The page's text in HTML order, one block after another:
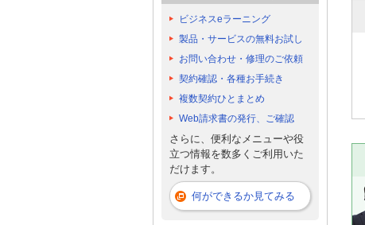
ビジネスeラーニング
製品・サービスの無料お試し
お問い合わせ・修理のご依頼
契約確認・各種お手続き
複数契約ひとまとめ
Web請求書の発行、ご確認
さらに、便利なメニューや役
立つ情報を数多くご利用いた
だけます。
何ができるか見てみる